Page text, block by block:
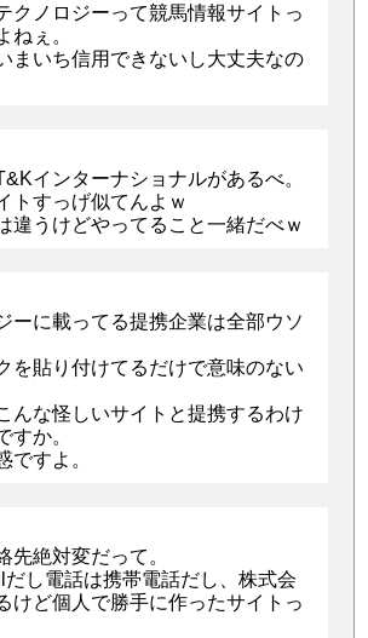
クノロジーって競馬情報サイトっ
ねぇ。
まいち信用できないし大丈夫なの
インターナショナルがあるべ。
トすっげ似てんよｗ
違うけどやってること一緒だべｗ
ーに載ってる提携企業は全部ウソ
を貼り付けてるだけで意味のない
んな怪しいサイトと提携するわけ
すか。
ですよ。
先絶対変だって。
だし電話は携帯電話だし、株式会
けど個人で勝手に作ったサイトっ